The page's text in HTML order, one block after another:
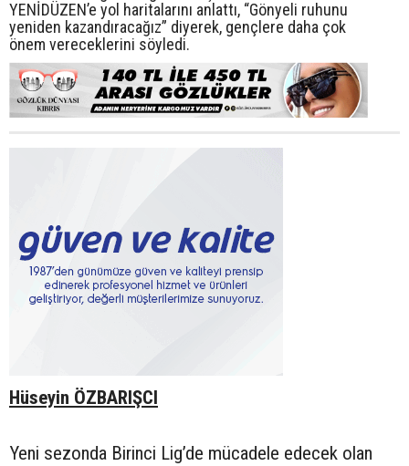
YENİDÜZEN’e yol haritalarını anlattı, “Gönyeli ruhunu
yeniden kazandıracağız” diyerek, gençlere daha çok
önem vereceklerini söyledi.
Hüseyin ÖZBARIŞCI
Yeni sezonda Birinci Lig’de mücadele edecek olan